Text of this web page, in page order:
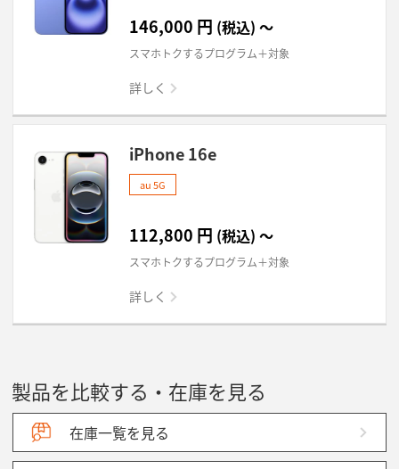
146,000 円 (税込) ～
スマホトクするプログラム＋対象
詳しく
iPhone 16e
au 5G
112,800 円 (税込) ～
スマホトクするプログラム＋対象
詳しく
製品を比較する・在庫を見る
在庫一覧を見る